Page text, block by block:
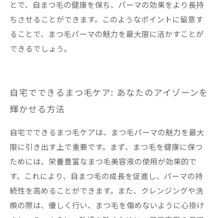
とで、自まつ毛の健康を保ち、パーマの効果をより長持
ちさせることができます。このようなポイントに留意す
ることで、まつ毛パーマの魅力を最大限に活かすことが
できるでしょう。
自宅でできるまつ毛ケア: あなたのアイゾーンを
輝かせる方法
自宅でできるまつ毛ケアは、まつ毛パーマの魅力を最大
限に引き出す上で重要です。まず、まつ毛を健康に保つ
ためには、栄養豊富なまつ毛美容液の使用が効果的で
す。これにより、自まつ毛の成長を促進し、パーマの持
続性を高めることができます。また、クレンジングや洗
顔の際は、優しく行い、まつ毛を傷めないように心掛け